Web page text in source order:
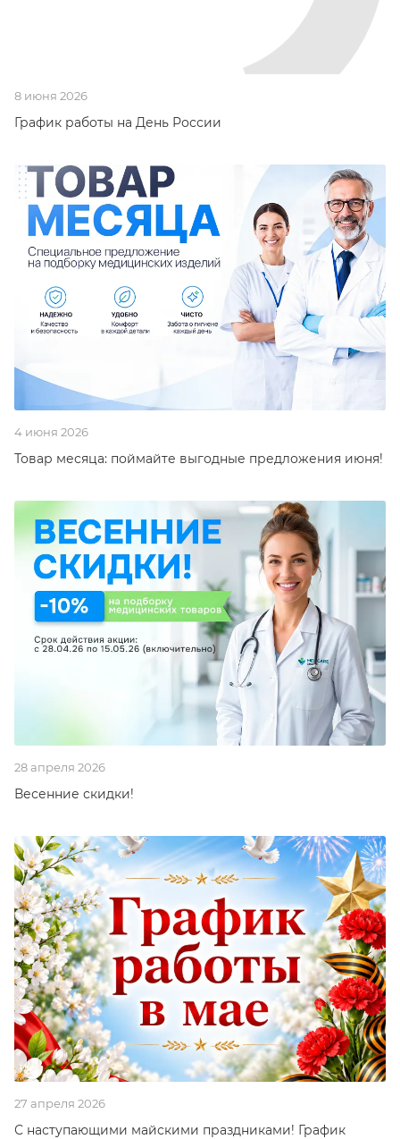
8 июня 2026
График работы на День России
4 июня 2026
Товар месяца: поймайте выгодные предложения июня!
28 апреля 2026
Весенние скидки!
27 апреля 2026
С наступающими майскими праздниками! График